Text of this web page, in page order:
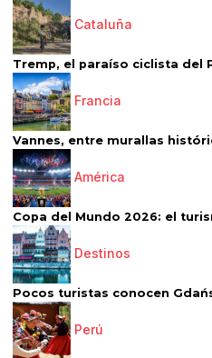
Cataluña
Tremp, el paraíso ciclista del
Francia
Vannes, entre murallas
América
Copa del Mundo 2026: el
Destinos
Pocos turistas conocen
Perú